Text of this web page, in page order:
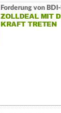
Forderung von
ZOLLDEAL MIT
KRAFT TRETEN